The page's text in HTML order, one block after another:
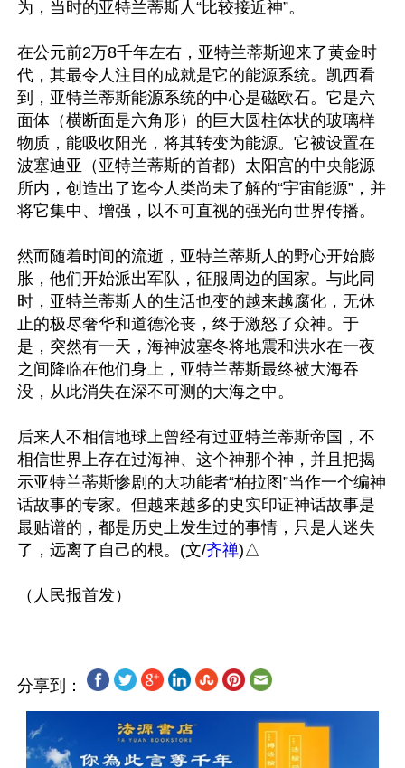
为，当时的亚特兰蒂斯人“比较接近神”。
在公元前2万8千年左右，亚特兰蒂斯迎来了黄金时
代，其最令人注目的成就是它的能源系统。凯西看
到，亚特兰蒂斯能源系统的中心是磁欧石。它是六
面体（横断面是六角形）的巨大圆柱体状的玻璃样
物质，能吸收阳光，将其转变为能源。它被设置在
波塞迪亚（亚特兰蒂斯的首都）太阳宫的中央能源
所内，创造出了迄今人类尚未了解的“宇宙能源”，并
将它集中、增强，以不可直视的强光向世界传播。
然而随着时间的流逝，亚特兰蒂斯人的野心开始膨
胀，他们开始派出军队，征服周边的国家。与此同
时，亚特兰蒂斯人的生活也变的越来越腐化，无休
止的极尽奢华和道德沦丧，终于激怒了众神。于
是，突然有一天，海神波塞冬将地震和洪水在一夜
之间降临在他们身上，亚特兰蒂斯最终被大海吞
没，从此消失在深不可测的大海之中。
后来人不相信地球上曾经有过亚特兰蒂斯帝国，不
相信世界上存在过海神、这个神那个神，并且把揭
示亚特兰蒂斯惨剧的大功能者“柏拉图”当作一个编神
话故事的专家。但越来越多的史实印证神话故事是
最贴谱的，都是历史上发生过的事情，只是人迷失
了，远离了自己的根。(文/齐禅)△
分享到：